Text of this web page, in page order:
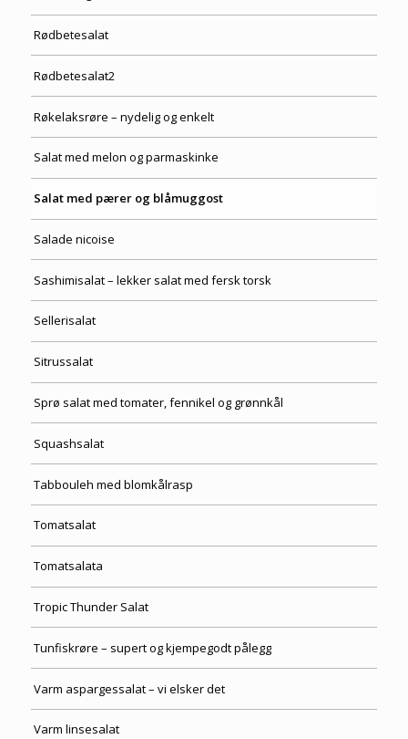
Rødbetesalat
Rødbetesalat2
Røkelaksrøre – nydelig og enkelt
Salat med melon og parmaskinke
Salat med pærer og blåmuggost
Salade nicoise
Sashimisalat – lekker salat med fersk torsk
Sellerisalat
Sitrussalat
Sprø salat med tomater, fennikel og grønnkål
Squashsalat
Tabbouleh med blomkålrasp
Tomatsalat
Tomatsalata
Tropic Thunder Salat
Tunfiskrøre – supert og kjempegodt pålegg
Varm aspargessalat – vi elsker det
Varm linsesalat